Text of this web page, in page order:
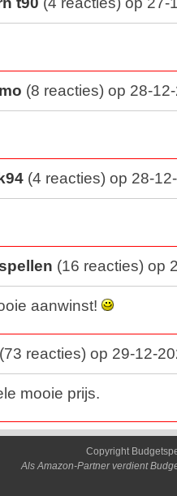
(8 reacties) op 28-
(4 reacties) op 28-
(16 reacties) op
aanwinst!
(73 reacties) op 29-12-
mooie prijs.
Copyright
Als Amazon-Partner verdient